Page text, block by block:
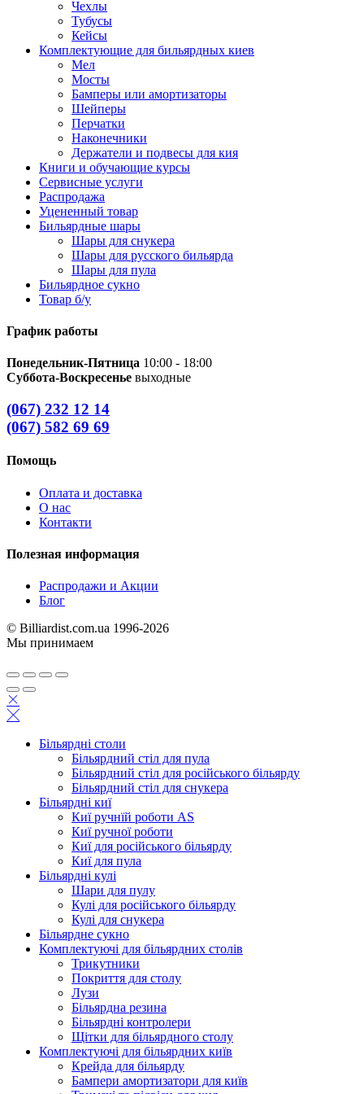
Чехлы
Тубусы
Кейсы
Комплектующие для бильярдных киев
Мел
Мосты
Бамперы или амортизаторы
Шейперы
Перчатки
Наконечники
Держатели и подвесы для кия
Книги и обучающие курсы
Сервисные услуги
Распродажа
Уцененный товар
Бильярдные шары
Шары для снукера
Шары для русского бильярда
Шары для пула
Бильярдное сукно
Товар б/у
График работы
Понедельник-Пятница 10:00 - 18:00
Суббота-Воскресенье выходные
(067) 232 12 14
(067) 582 69 69
Помощь
Оплата и доставка
О нас
Контакти
Полезная информация
Распродажи и Акции
Блог
© Billiardist.com.ua 1996-2026
Мы принимаем
Більярдні столи
Більярдний стіл для пула
Більярдний стіл для російського більярду
Більярдний стіл для снукера
Більярдні киї
Киї ручнїй роботи AS
Киї ручної роботи
Киї для російського більярду
Киї для пула
Більярдні кулі
Шари для пулу
Кулі для російського більярду
Кулі для снукера
Більярдне сукно
Комплектуючі для більярдних столів
Трикутники
Покриття для столу
Лузи
Більярдна резина
Більярдні контролери
Щітки для більярдного столу
Комплектуючі для більярдних київ
Крейда для більярду
Бампери амортизатори для київ